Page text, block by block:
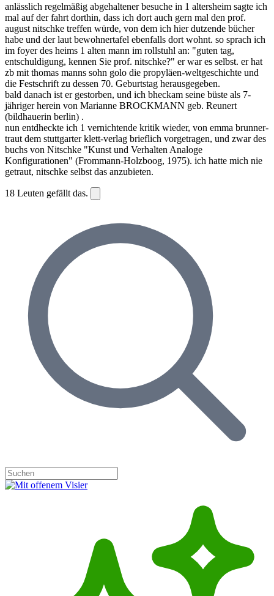
anlässlich regelmäßig abgehaltener besuche in 1 altersheim sagte ich
mal auf der fahrt dorthin, dass ich dort auch gern mal den prof.
august nitschke treffen würde, von dem ich hier dutzende bücher
habe und der laut bewohnertafel ebenfalls dort wohnt. so sprach ich
im foyer des heims 1 alten mann im rollstuhl an: "guten tag,
entschuldigung, kennen Sie prof. nitschke?" er war es selbst. er hat
zb mit thomas manns sohn golo die propyläen-weltgeschichte und
die Festschrift zu dessen 70. Geburtstag herausgegeben.
bald danach ist er gestorben, und ich bheckam seine büste als 7-
jähriger herein von Marianne BROCKMANN geb. Reunert
(bildhauerin berlin) .
nun entdheckte ich 1 vernichtende kritik wieder, von emma brunner-
traut dem stuttgarter klett-verlag brieflich vorgetragen, und zwar des
buchs von Nitschke "Kunst und Verhalten Analoge
Konfigurationen" (Frommann-Holzboog, 1975). ich hatte mich nie
getraut, nitschke selbst das anzubieten.
18 Leuten gefällt das.